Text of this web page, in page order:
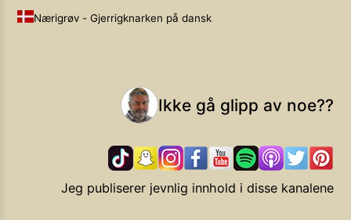
Nærigrøv - Gjerrigknarken på dansk
Ikke gå glipp av noe??
Jeg publiserer jevnlig innhold i disse kanalene